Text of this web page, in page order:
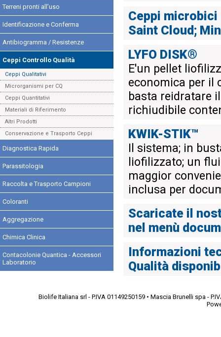
Terreni pronti all’uso
Identificazione e Conferma
Antibiogramma / Resistenze
Ceppi Controllo Qualità
Ceppi Qualitativi
Microrganismi per CQ
Ceppi Quantitativi
Materiali di Riferimento
Altri Prodotti
Conservazione e Trasporto Ceppi
Diagnostica Rapida
Parassitologia
Raccolta e Trasporto Campioni
Coloranti
Aggregazione
Chimica Clinica
Contacolonie Quantica - Accessori
Laboratorio
Ceppi microbici
Saint Cloud;
LYFO DISK®
E'un pellet
economica per il
basta reidratare
richiudibile
KWIK-STIK™
Il sistema; in
liofilizzato; un
maggior
inclusa per
Scaricate il
nel menù
Informazioni
Qualità
Biolife Italiana srl - P.IVA 01149250159 • Mascia Brunelli spa -